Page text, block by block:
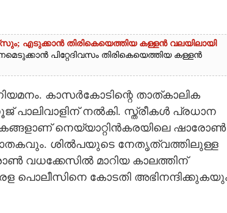
എടുക്കാൻ തിരികെയെത്തിയ കള്ളൻ വലയിലായി
പിറ്റേദിവസം തിരികെയെത്തിയ കള്ളൻ
കാസര്‍കോടിന്റെ താത്കാലിക
നല്‍കി. സ്ത്രീകള്‍ പ്രധാന
നെയ്യാറ്റിന്‍കരയിലെ ഷാരോണ്‍
ശില്‍പയുടെ നേതൃത്വത്തിലുള്ള
വധക്കേസില്‍ മാറിയ കാലത്തിന്
പൊലീസിനെ കോടതി